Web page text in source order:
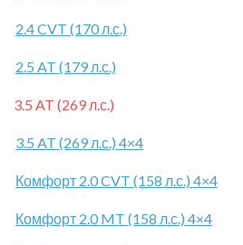
2.4 CVT (170 л.с.)
2.5 AT (179 л.с.)
3.5 AT (269 л.с.)
3.5 AT (269 л.с.) 4×4
Комфорт 2.0 CVT (158 л.с.) 4×4
Комфорт 2.0 MT (158 л.с.) 4×4